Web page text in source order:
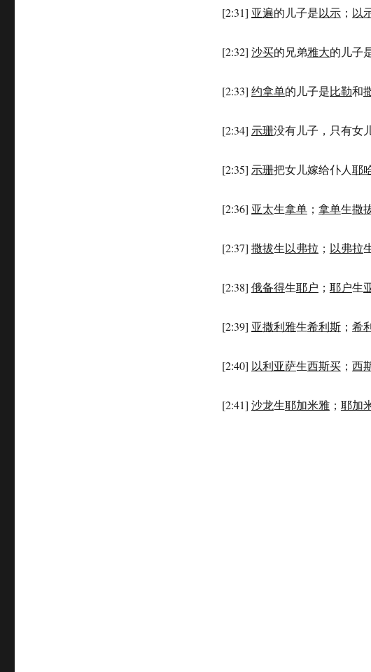
[2:31] 亚遍的儿子是以示； 以
[2:32] 沙买的兄弟雅大的儿子
[2:33] 约拿单的儿子是比勒和
[2:34] 示珊没有儿子，只有女儿
[2:35] 示珊把女儿嫁给仆人耶
[2:36] 亚太生拿单； 拿单生撒
[2:37] 撒拔生以弗拉 ； 以弗拉
[2:38] 俄备得生耶户 ； 耶户生
[2:39] 亚撒利雅生希利斯； 希
[2:40] 以利亚萨生西斯买； 西
[2:41] 沙龙生耶加米雅； 耶加